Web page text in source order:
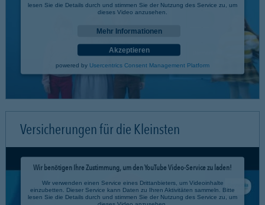
lesen Sie die Details durch und stimmen Sie der Nutzung des Service zu, um
dieses Video anzusehen.
Mehr Informationen
Akzeptieren
powered by Usercentrics Consent Management Platform
Versicherungen für die Kleinsten
Wir benötigen Ihre Zustimmung, um den YouTube Video-Service zu laden!
Wir verwenden einen Service eines Drittanbieters, um Videoinhalte
einzubetten. Dieser Service kann Daten zu Ihren Aktivitäten sammeln. Bitte
lesen Sie die Details durch und stimmen Sie der Nutzung des Service zu, um
dieses Video anzusehen.